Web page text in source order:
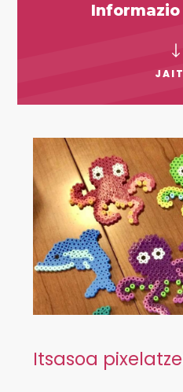
Itsasoa